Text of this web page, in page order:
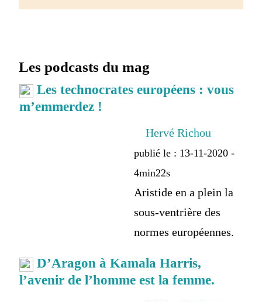
Les podcasts du mag
Les technocrates européens : vous
m’emmerdez !
Hervé Richou
publié le : 13-11-2020 -
4min22s
Aristide en a plein la
sous-ventrière des
normes européennes.
D’Aragon à Kamala Harris,
l’avenir de l’homme est la femme.